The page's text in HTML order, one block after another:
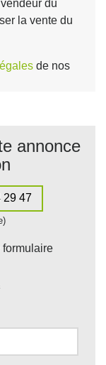
du
la vente du
de nos
annonce
29 47
formulaire